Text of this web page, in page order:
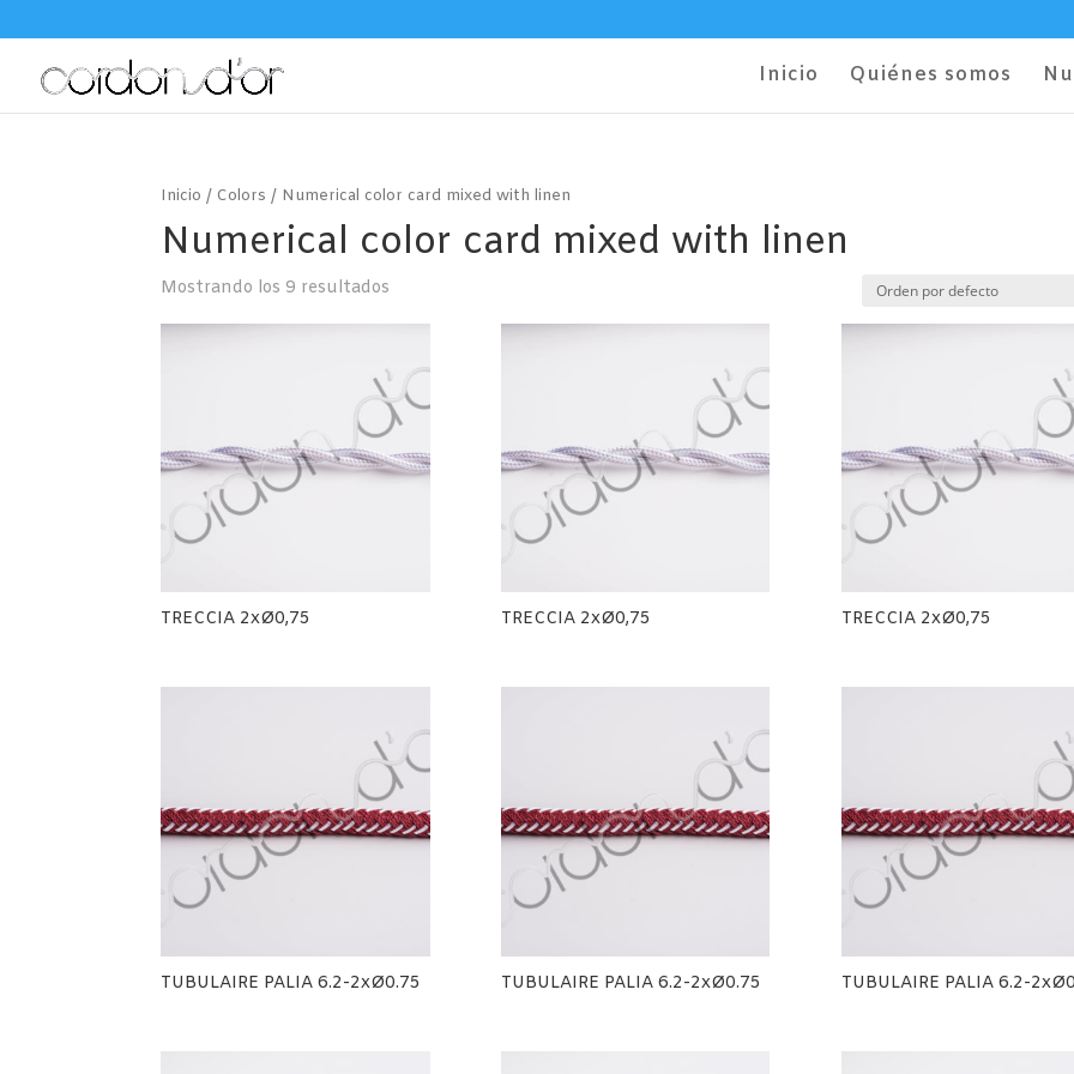
Inicio Quiénes somos
Inicio /Colors / Numerical color card mixed with linen
Numerical color card mixed with linen
Mostrando los 9 resultados
TRECCIA 2xØ0,75 TRECCIA 2xØ0,75 TRECCIA 2xØ0,75
TUBULAIRE PALIA 6.2-2xØ0.75 TUBULAIRE PALIA 6.2-2xØ0.75 TUBULAIRE PALIA 6.2-